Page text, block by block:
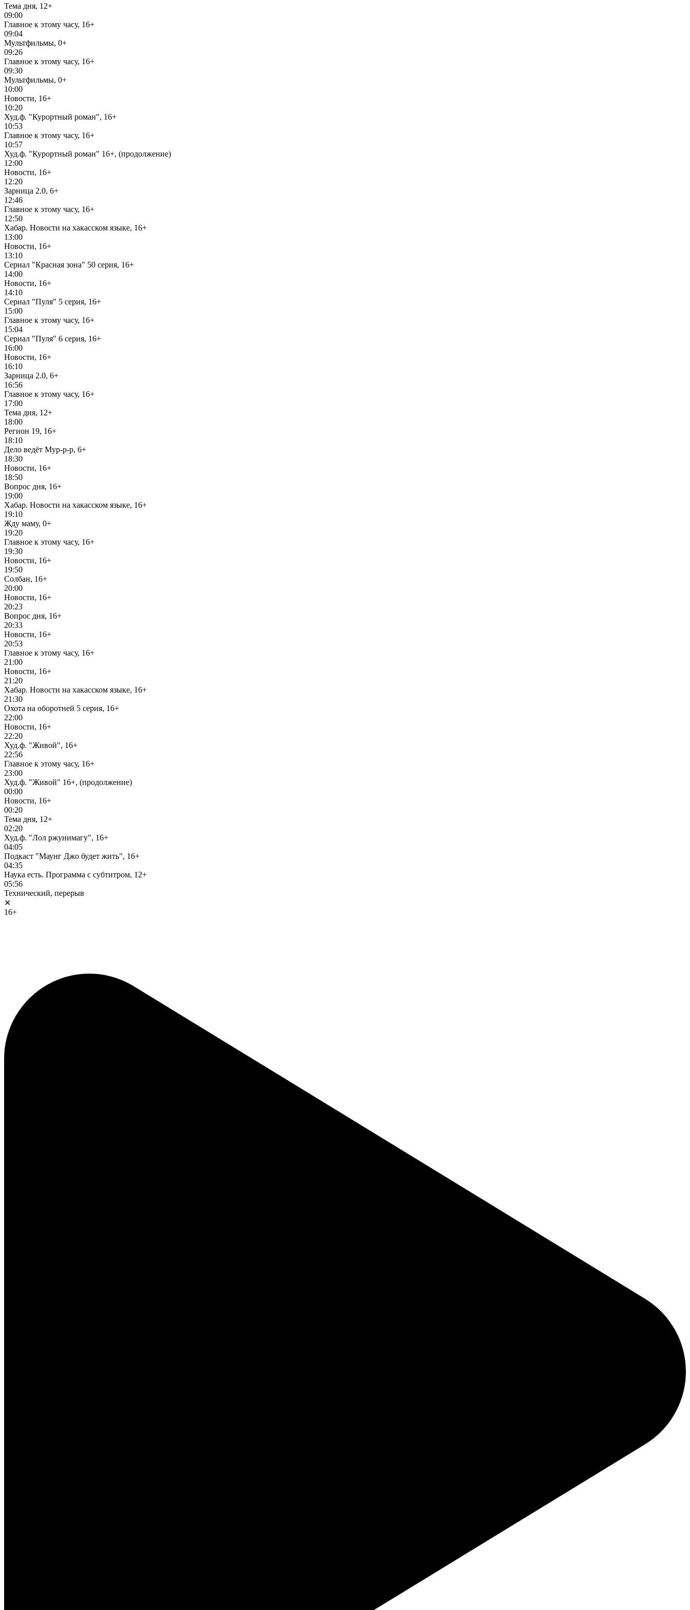
Тема дня, 12+
09:00
Главное к этому часу, 16+
09:04
Мультфильмы, 0+
09:26
Главное к этому часу, 16+
09:30
Мультфильмы, 0+
10:00
Новости, 16+
10:20
Худ.ф. "Курортный роман", 16+
10:53
Главное к этому часу, 16+
10:57
Худ.ф. "Курортный роман" 16+, (продолжение)
12:00
Новости, 16+
12:20
Зарница 2.0, 6+
12:46
Главное к этому часу, 16+
12:50
Хабар. Новости на хакасском языке, 16+
13:00
Новости, 16+
13:10
Сериал "Красная зона" 50 серия, 16+
14:00
Новости, 16+
14:10
Сериал "Пуля" 5 серия, 16+
15:00
Главное к этому часу, 16+
15:04
Сериал "Пуля" 6 серия, 16+
16:00
Новости, 16+
16:10
Зарница 2.0, 6+
16:56
Главное к этому часу, 16+
17:00
Тема дня, 12+
18:00
Регион 19, 16+
18:10
Дело ведёт Мур-р-р, 6+
18:30
Новости, 16+
18:50
Вопрос дня, 16+
19:00
Хабар. Новости на хакасском языке, 16+
19:10
Жду маму, 0+
19:20
Главное к этому часу, 16+
19:30
Новости, 16+
19:50
Солбан, 16+
20:00
Новости, 16+
20:23
Вопрос дня, 16+
20:33
Новости, 16+
20:53
Главное к этому часу, 16+
21:00
Новости, 16+
21:20
Хабар. Новости на хакасском языке, 16+
21:30
Охота на оборотней 5 серия, 16+
22:00
Новости, 16+
22:20
Худ.ф. "Живой", 16+
22:56
Главное к этому часу, 16+
23:00
Худ.ф. "Живой" 16+, (продолжение)
00:00
Новости, 16+
00:20
Тема дня, 12+
02:20
Худ.ф. "Лол ржунимагу", 16+
04:05
Подкаст "Маунг Джо будет жить", 16+
04:35
Наука есть. Программа с субтитром, 12+
05:56
Технический, перерыв
✕
16+